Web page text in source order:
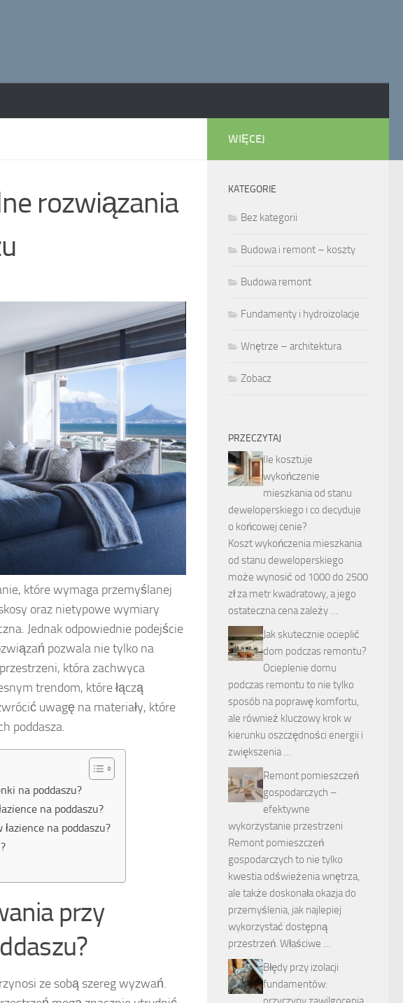
rozwiązania
które wymaga przemyślanej
oraz nietypowe wymiary
Jednak odpowiednie podejście
pozwala nie tylko na
która zachwyca
trendom, które łączą
uwagę na materiały, które
poddasza.
na poddaszu?
na poddaszu?
na poddaszu?
przy
ze sobą szereg wyzwań.
WIĘCEJ
KATEGORIE
Bez kategorii
Budowa i remont – koszty
Budowa remont
Fundamenty i hydroizolacje
Wnętrze – architektura
Zobacz
PRZECZYTAJ
Ile kosztuje
wykończenie
mieszkania od stanu
deweloperskiego i co decyduje
o końcowej cenie?
Koszt wykończenia mieszkania
od stanu deweloperskiego
może wynosić od 1000 do 2500
zł za metr kwadratowy, a jego
ostateczna cena zależy …
Jak skutecznie ocieplić
dom podczas remontu?
Ocieplenie domu
podczas remontu to nie tylko
sposób na poprawę komfortu,
ale również kluczowy krok w
kierunku oszczędności energii i
zwiększenia …
Remont pomieszczeń
gospodarczych –
efektywne
wykorzystanie przestrzeni
Remont pomieszczeń
gospodarczych to nie tylko
kwestia odświeżenia wnętrza,
ale także doskonała okazja do
przemyślenia, jak najlepiej
wykorzystać dostępną
przestrzeń. Właściwe …
Błędy przy izolacji
fundamentów: